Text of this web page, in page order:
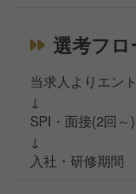
選考フロ
当求人よりエン
↓
SPI・面接(2回～)
↓
入社・研修期間